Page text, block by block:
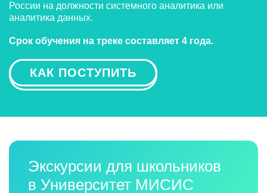
России на должности системного аналитика или
аналитика данных.
Срок обучения на треке составляет 4 года.
КАК ПОСТУПИТЬ
Экскурсии для школьников
в Университет МИСИС